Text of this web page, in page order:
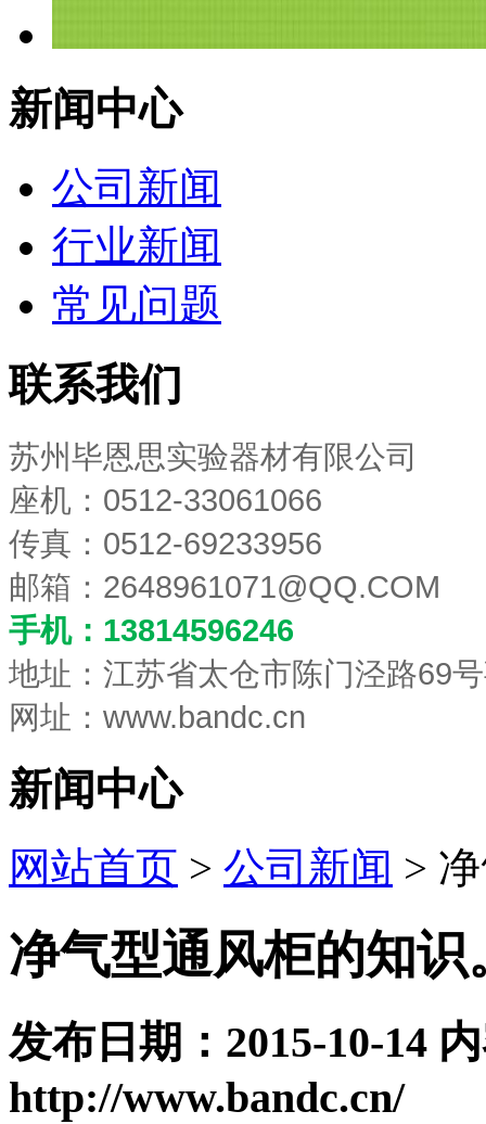
新闻中心
公司新闻
行业新闻
常见问题
联系我们
苏州毕恩思实验器材有限公司
座机：0512-33061066
传真：0512-69233956
邮箱： 2648961071@QQ.COM
手机：13814596246
地址：江苏省太仓市陈门泾路69
网址：www.bandc.cn
新闻中心
网站首页 > 公司新闻 >
净气型通风柜的知识
发布日期：2015-10-14
http://www.bandc.cn/